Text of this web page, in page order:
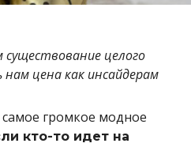
целого
нам цена как инсайдерам
самое громкое модное
кто-то идет на